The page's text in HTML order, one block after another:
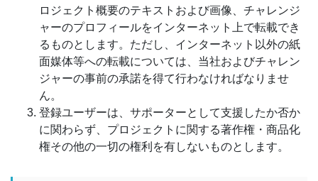
ロジェクト概要のテキストおよび画像、チャレンジ
ャーのプロフィールをインターネット上で転載でき
るものとします。ただし、インターネット以外の紙
面媒体等への転載については、当社およびチャレン
ジャーの事前の承諾を得て行わなければなりませ
ん。
登録ユーザーは、サポーターとして支援したか否か
に関わらず、プロジェクトに関する著作権・商品化
権その他の一切の権利を有しないものとします。